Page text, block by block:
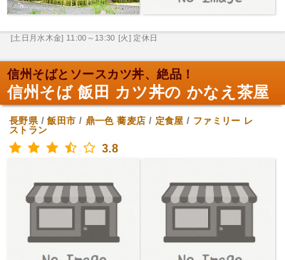
[土日月水木金] 11:00～13:30 [火] 定休日
信州そばとソースカツ丼、絶品！
信州そば 飯田 カツ丼の かなえ茶屋
長野県/飯田市 / 鼎一色 蕎麦店 / 定食屋 / ファミリー レ
ストラン
3.8